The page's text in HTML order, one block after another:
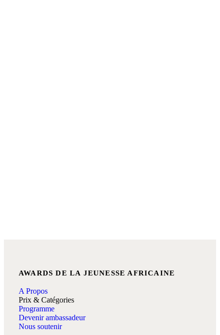
AWARDS DE LA JEUNESSE AFRICAINE
A Propos
Prix & Catégories
Programme
Devenir ambassadeur
Nous soutenir